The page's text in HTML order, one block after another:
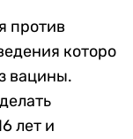
против
которо
вацины.
лет и